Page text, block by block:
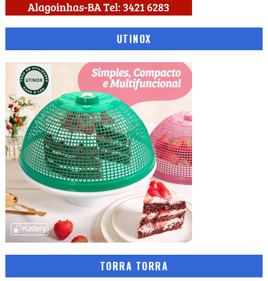
UTINOX
TORRA TORRA